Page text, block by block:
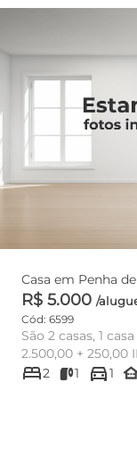
R$ 5.000 /
Cód: 6599
São 2 casas, 1
2.500,00 + 250,00
1 ba...
bed2 1 directions_car1